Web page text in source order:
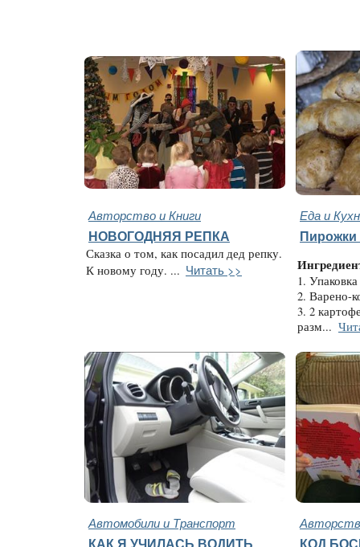
Авторство и Книги Еда и
НОВОГОДНЯЯ РЕПКА
Сказка о том, как посадил дед репку.
К новому году. ... Читать >>
Пирожки
1.
2. Варено-
3. 2
разм...
Автомобили и Транспорт
КАК Я УЧИЛАСЬ ВОДИТЬ
КОД